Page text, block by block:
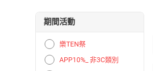
期間活動
樂TEN祭
APP10%_ 非3C類別